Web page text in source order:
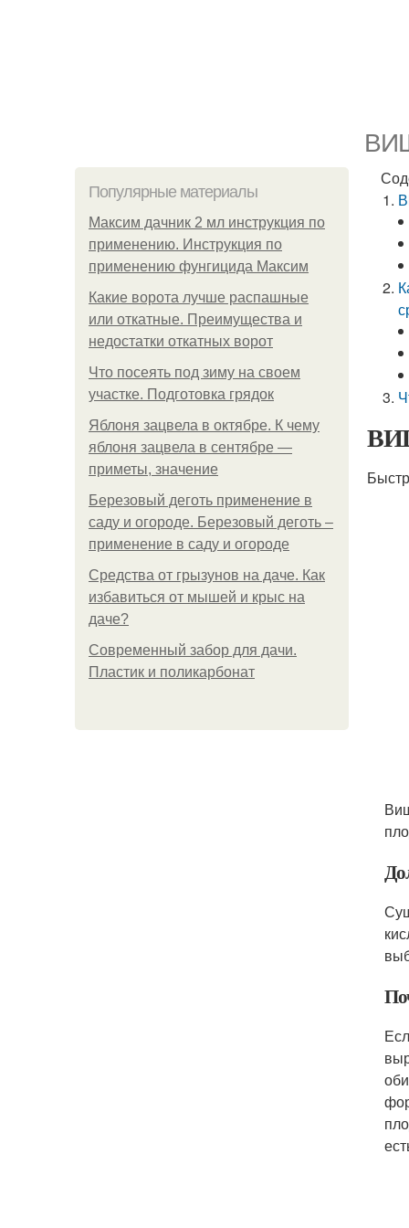
Популярные материалы
Максим дачник 2 мл инструкция по
применению. Инструкция по
применению фунгицида Максим
Какие ворота лучше распашные
или откатные. Преимущества и
недостатки откатных ворот
Что посеять под зиму на своем
участке. Подготовка грядок
Яблоня зацвела в октябре. К чему
яблоня зацвела в сентябре —
приметы, значение
Березовый деготь применение в
саду и огороде. Березовый деготь –
применение в саду и огороде
Средства от грызунов на даче. Как
избавиться от мышей и крыс на
даче?
Современный забор для дачи.
Пластик и поликарбонат